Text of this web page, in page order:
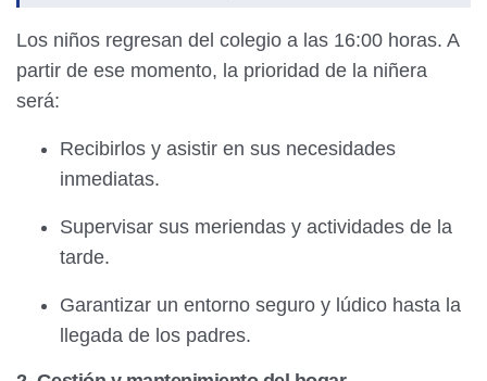
Los niños regresan del colegio a las 16:00 horas. A
partir de ese momento, la prioridad de la niñera
será:
Recibirlos y asistir en sus necesidades
inmediatas.
Supervisar sus meriendas y actividades de la
tarde.
Garantizar un entorno seguro y lúdico hasta la
llegada de los padres.